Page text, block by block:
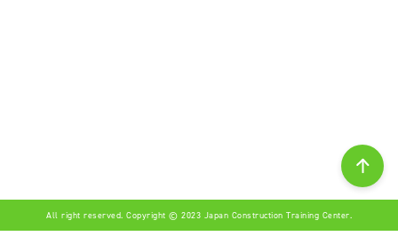
All right reserved. Copyright © 2023 Japan Construction Training Center.